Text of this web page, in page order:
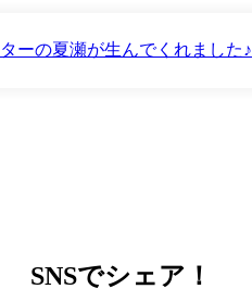
ーの夏瀬が生んでくれました♪
SNSでシェア！